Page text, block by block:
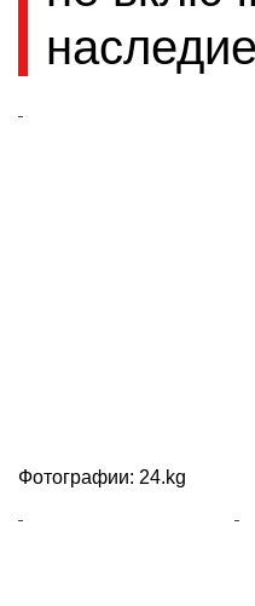
наследие
Фотографии: 24.kg